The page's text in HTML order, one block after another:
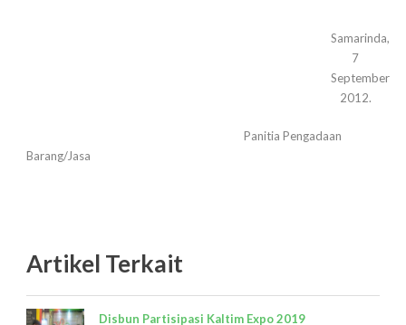
Samarinda,
7
September
2012.
Panitia Pengadaan
Barang/Jasa
Artikel Terkait
Disbun Partisipasi Kaltim Expo 2019